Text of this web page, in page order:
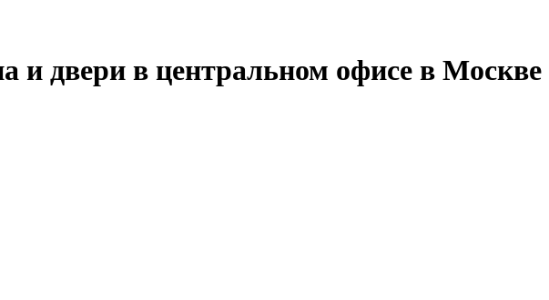
и двери в центральном офисе в Москве